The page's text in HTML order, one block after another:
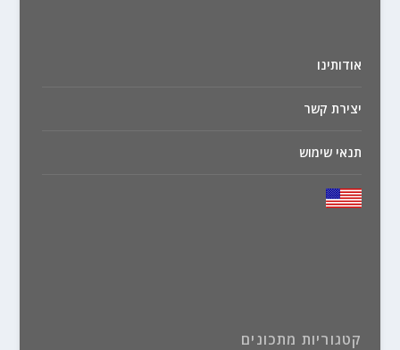
אודותינו
יצירת קשר
תנאי שימוש
קטגוריות מתכונים